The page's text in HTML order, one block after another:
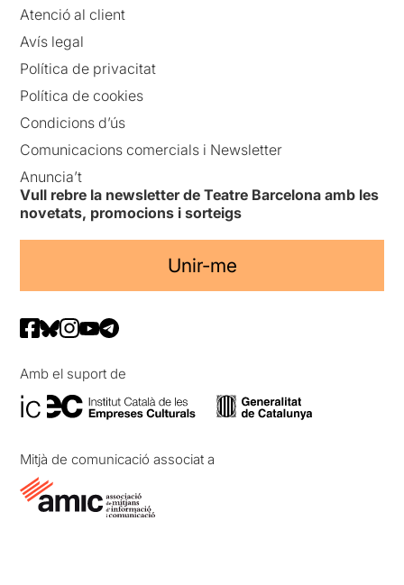
Atenció al client
Avís legal
Política de privacitat
Política de cookies
Condicions d’ús
Comunicacions comercials i Newsletter
Anuncia’t
Vull rebre la newsletter de Teatre Barcelona amb les
novetats, promocions i sorteigs
Unir-me
Amb el suport de
Mitjà de comunicació associat a